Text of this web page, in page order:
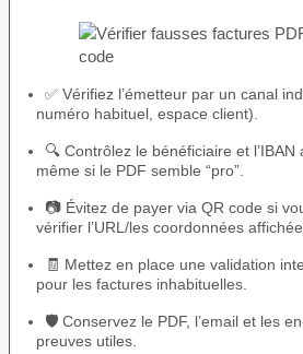
✅ Vérifiez l’émetteur par un canal
numéro habituel, espace client).
🔍 Contrôlez le bénéficiaire et l’IBAN
même si le PDF semble “pro”.
📷 Évitez de payer via QR code si
vérifier l’URL/les coordonnées
🧾 Mettez en place une validation
pour les factures inhabituelles.
🛡️ Conservez le PDF, l’email et les
preuves utiles.